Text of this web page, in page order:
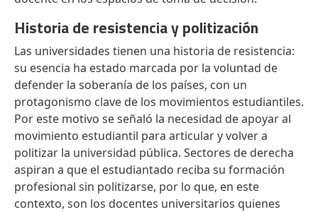
Historia de resistencia y politización
Las universidades tienen una historia de resistencia:
su esencia ha estado marcada por la voluntad de
defender la soberanía de los países, con un
protagonismo clave de los movimientos estudiantiles.
Por este motivo se señaló la necesidad de apoyar al
movimiento estudiantil para articular y volver a
politizar la universidad pública. Sectores de derecha
aspiran a que el estudiantado reciba su formación
profesional sin politizarse, por lo que, en este
contexto, son los docentes universitarios quienes